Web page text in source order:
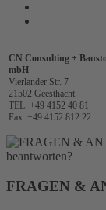
CN Consulting +
mbH
Vierlander Str. 7
21502 Geesthacht
TEL. +49 4152 40 81
Fax: +49 4152 812 22
FRAGEN &